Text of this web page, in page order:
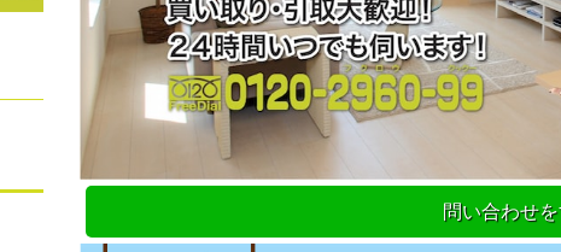
問い合わせ